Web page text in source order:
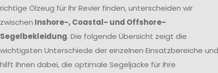
richtige Ölzeug für Ihr Revier finden, unterscheiden wir
zwischen Inshore-, Coastal- und Offshore-
Segelbekleidung. Die folgende Übersicht zeigt die
wichtigsten Unterschiede der einzelnen Einsatzbereiche und
hilft Ihnen dabei, die optimale Segeljacke für Ihre